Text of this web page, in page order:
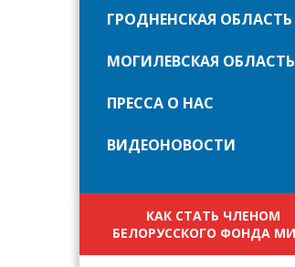
ГРОДНЕНСКАЯ ОБЛАСТЬ
МОГИЛЕВСКАЯ ОБЛАСТЬ
ПРЕССА О НАС
ВИДЕОНОВОСТИ
КАК СТАТЬ ЧЛЕНОМ
БЕЛОРУССКОГО ФОНДА